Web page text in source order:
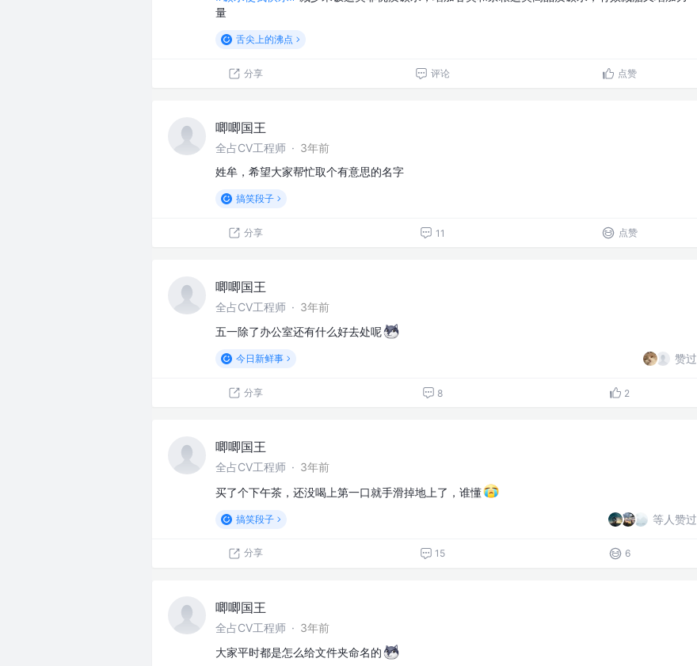
量
舌尖上的沸点
分享 评论 点赞
唧唧国王
全占CV工程师 · 3年前
姓牟，希望大家帮忙取个有意思的名字
搞笑段子
分享 11 点赞
唧唧国王
全占CV工程师 · 3年前
五一除了办公室还有什么好去处呢
今日新鲜事 赞过
分享 8 2
唧唧国王
全占CV工程师 · 3年前
买了个下午茶，还没喝上第一口就手滑掉地上了，谁懂
搞笑段子 等人赞过
分享 15 6
唧唧国王
全占CV工程师 · 3年前
大家平时都是怎么给文件夹命名的